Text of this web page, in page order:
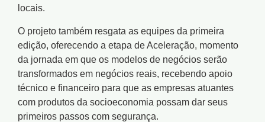
locais.
O projeto também resgata as equipes da primeira
edição, oferecendo a etapa de Aceleração, momento
da jornada em que os modelos de negócios serão
transformados em negócios reais, recebendo apoio
técnico e financeiro para que as empresas atuantes
com produtos da socioeconomia possam dar seus
primeiros passos com segurança.